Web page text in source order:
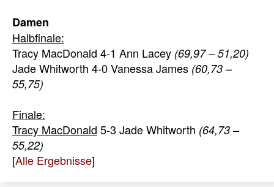
Damen
Halbfinale:
Tracy MacDonald 4-1 Ann Lacey (69,97 – 51,20)
Jade Whitworth 4-0 Vanessa James (60,73 –
55,75)
Finale:
Tracy MacDonald 5-3 Jade Whitworth (64,73 –
55,22)
[Alle Ergebnisse]